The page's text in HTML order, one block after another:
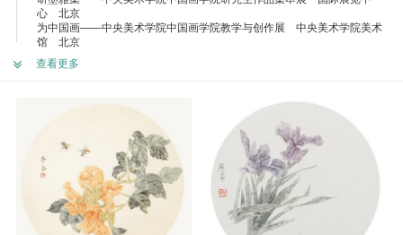
心 北京
为中国画——中央美术学院中国画学院教学与创作展 中央美术学院美术
馆 北京
2014
大美华夏·人道主义的呼唤——首届全国助残美术作品展 中国美术馆 北
2013
中国梦·艺术梦·百年梦——千里寻源·筑梦百年中央美术学院党员作品
展 中国农业大学展览馆 北京
2012
对位——中央美术学院研究生新锐作品展 中央美术学院多功能展厅 北
查看更多